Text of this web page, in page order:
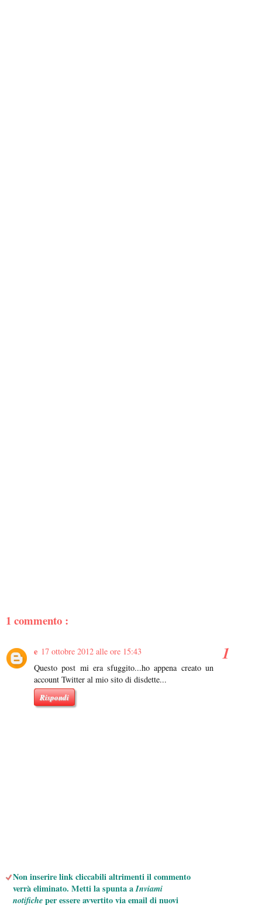
1 commento :
e 17 ottobre 2012 alle ore 15:43
Questo post mi era sfuggito...ho appena creato un
account Twitter al mio sito di disdette...
Rispondi
Non inserire link cliccabili altrimenti il commento
verrà eliminato. Metti la spunta aInviami
notificheper essere avvertito via email di nuovi